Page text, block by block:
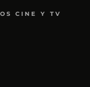
CINE Y TV